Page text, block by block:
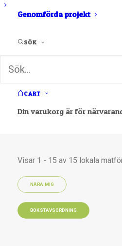
Genomförda projekt
SÖK
CART
Din varukorg är för
Visar 1 - 15 av 15 lokala
NÄRA MIG
BOKSTAVSORDNING